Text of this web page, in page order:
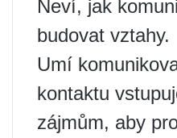
Neví, jak
budovat vztahy.
Umí
kontaktu
zájmům, aby